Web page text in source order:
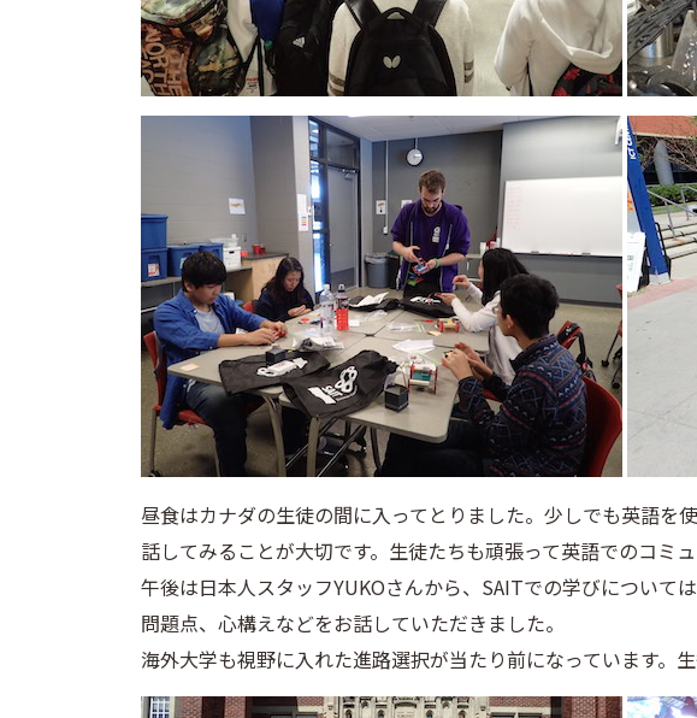
昼食はカナダの生徒の間に入ってとりました。少しでも英語を
話してみることが大切です。生徒たちも頑張って英語でのコミ
午後は日本人スタッフYUKOさんから、SAITでの学びについて
問題点、心構えなどをお話していただきました。
海外大学も視野に入れた進路選択が当たり前になっています。